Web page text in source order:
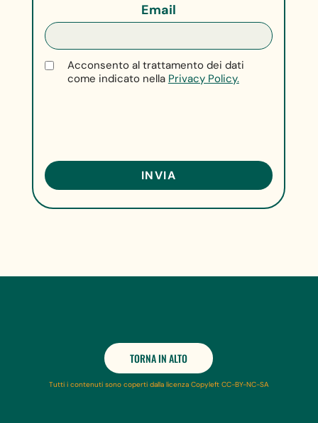
Email
Acconsento al trattamento dei dati
come indicato nella Privacy Policy.
TORNA IN ALTO
Tutti i contenuti sono coperti dalla licenza Copyleft CC-BY-NC-SA